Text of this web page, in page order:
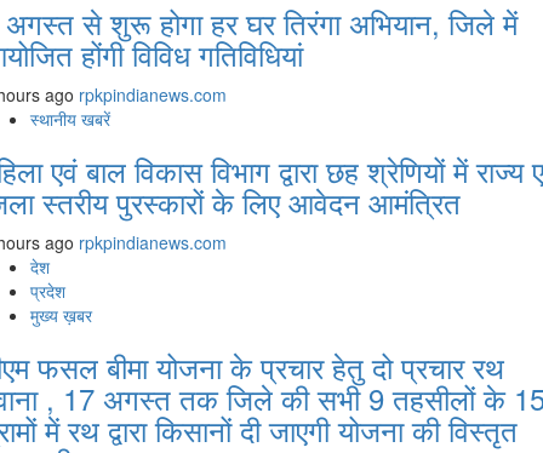
से शुरू होगा हर घर तिरंगा अभियान, जिले में
होंगी विविध गतिविधियां
ago rpkpindianews.com
स्थानीय खबरें
एवं बाल विकास विभाग द्वारा छह श्रेणियों में राज्य
स्तरीय पुरस्कारों के लिए आवेदन आमंत्रित
ago rpkpindianews.com
देश
प्रदेश
मुख्य ख़बर
फसल बीमा योजना के प्रचार हेतु दो प्रचार रथ
, 17 अगस्त तक जिले की सभी 9 तहसीलों के
में रथ द्वारा किसानों दी जाएगी योजना की विस्तृत